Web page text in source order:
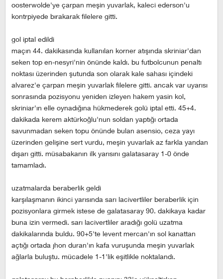
oosterwolde'ye çarpan meşin yuvarlak, kaleci ederson'u
kontrpiyede bırakarak filelere gitti.
gol i̇ptal edi̇ldi̇
maçın 44. dakikasında kullanılan korner atışında skriniar'dan
seken top en-nesyri'nin önünde kaldı. bu futbolcunun penaltı
noktası üzerinden şutunda son olarak kale sahası içindeki
alvarez'e çarpan meşin yuvarlak filelere gitti. ancak var uyarısı
sonrasında pozisyonu yeniden izleyen hakem yasin kol,
skriniar'ın elle oynadığına hükmederek golü iptal etti. 45+4.
dakikada kerem aktürkoğlu'nun soldan yaptığı ortada
savunmadan seken topu önünde bulan asensio, ceza yayı
üzerinden gelişine sert vurdu, meşin yuvarlak az farkla yandan
dışarı gitti. müsabakanın ilk yarısını galatasaray 1-0 önde
tamamladı.
uzatmalarda beraberli̇k geldi̇
karşılaşmanın ikinci yarısında sarı lacivertliler beraberlik için
pozisyonlara girmek istese de galatasaray 90. dakikaya kadar
buna izin vermedi. sarı lacivertliler aradığı golü uzatma
dakikalarında buldu. 90+5'te levent mercan'ın sol kanattan
açtığı ortada jhon duran'ın kafa vuruşunda meşin yuvarlak
ağlarla buluştu. mücadele 1-1'lik eşitlikle noktalandı.